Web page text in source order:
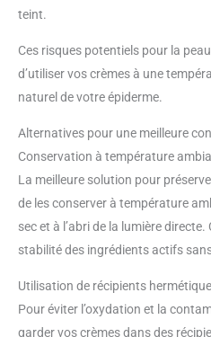
teint.
Ces risques potentiels pour la
d’utiliser vos crèmes à une
naturel de votre épiderme.
Alternatives pour une meilleure
Conservation à température
La meilleure solution pour
de les conserver à température
sec et à l’abri de la lumière
stabilité des ingrédients actifs
Utilisation de récipients
Pour éviter l’oxydation et la
garder vos crèmes dans des